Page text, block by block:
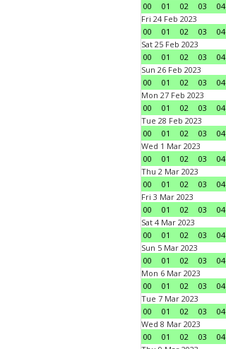
00
01 02 03 04
Fri 24 Feb 2023
00
01 02 03 04
Sat 25 Feb 2023
00
01 02 03 04
Sun 26 Feb 2023
00
01 02 03 04
Mon 27 Feb 2023
00
01 02 03 04
Tue 28 Feb 2023
00
01 02 03 04
Wed 1 Mar 2023
00
01 02 03 04
Thu 2 Mar 2023
00
01 02 03 04
Fri 3 Mar 2023
00
01 02 03 04
Sat 4 Mar 2023
00
01 02 03 04
Sun 5 Mar 2023
00
01 02 03 04
Mon 6 Mar 2023
00
01 02 03 04
Tue 7 Mar 2023
00
01 02 03 04
Wed 8 Mar 2023
00
01 02 03 04